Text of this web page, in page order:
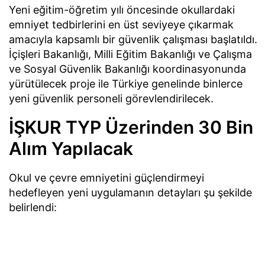
Yeni eğitim-öğretim yılı öncesinde okullardaki
emniyet tedbirlerini en üst seviyeye çıkarmak
amacıyla kapsamlı bir güvenlik çalışması başlatıldı.
İçişleri Bakanlığı, Milli Eğitim Bakanlığı ve Çalışma
ve Sosyal Güvenlik Bakanlığı koordinasyonunda
yürütülecek proje ile Türkiye genelinde binlerce
yeni güvenlik personeli görevlendirilecek.
İŞKUR TYP Üzerinden 30 Bin
Alım Yapılacak
Okul ve çevre emniyetini güçlendirmeyi
hedefleyen yeni uygulamanın detayları şu şekilde
belirlendi: